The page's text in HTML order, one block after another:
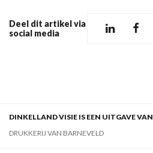
Deel dit artikel via
social media
DINKELLAND VISIE IS EEN UITGAVE VAN
DRUKKERIJ VAN BARNEVELD